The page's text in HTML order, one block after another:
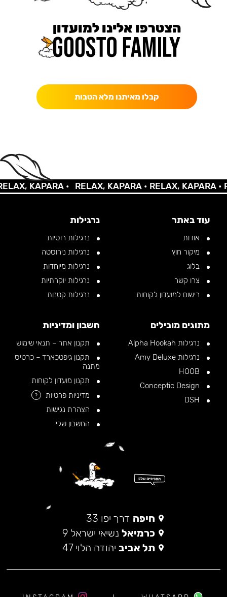
הצטרפו אלינו למועדון
קבלו מאיתנו מלא הטבות
KAPARA • RELAX, KAPARA •RELAX, KAPARA •
עוד באתר
אודות
מיקור חוץ
בלוג
צרו קשר
רישום למועדון לקוחות
נרגילות
נרגילות רוסיות
נרגילות נירוסטה
נרגילות מיוחדות
נרגילות יוקרתיות
נרגילות קטנות
מתוגים מובילים
נרגילות Alpha Hookah
נרגילות Amy Deluxe
חשבון ומדיניות
תקנון אתר – תנאי שימוש
תקנון גיפטכארד – כרטיס
מתנה
תקנון מועדון לקוחות
מדיניות פרטיות
?
הצהרת נגישות
החשבון שלי
חיפה דרך יפו 33
כרמיאל נשיאי ישראל 9
תל אביב יהודה הלוי 47